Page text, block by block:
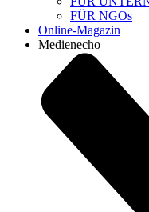
FÜR NGOs
Online-Magazin
Medienecho